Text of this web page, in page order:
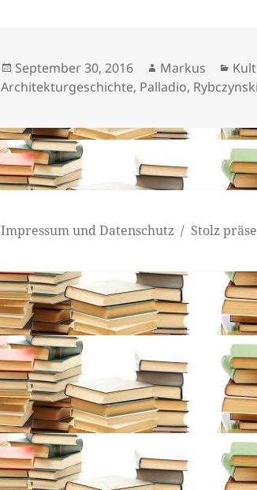
Veröffentlicht
am
September 30, 2016 Autor
Markus
Architekturgeschichte, Palladio, Rybczynski
Impressum und Datenschutz Stolz